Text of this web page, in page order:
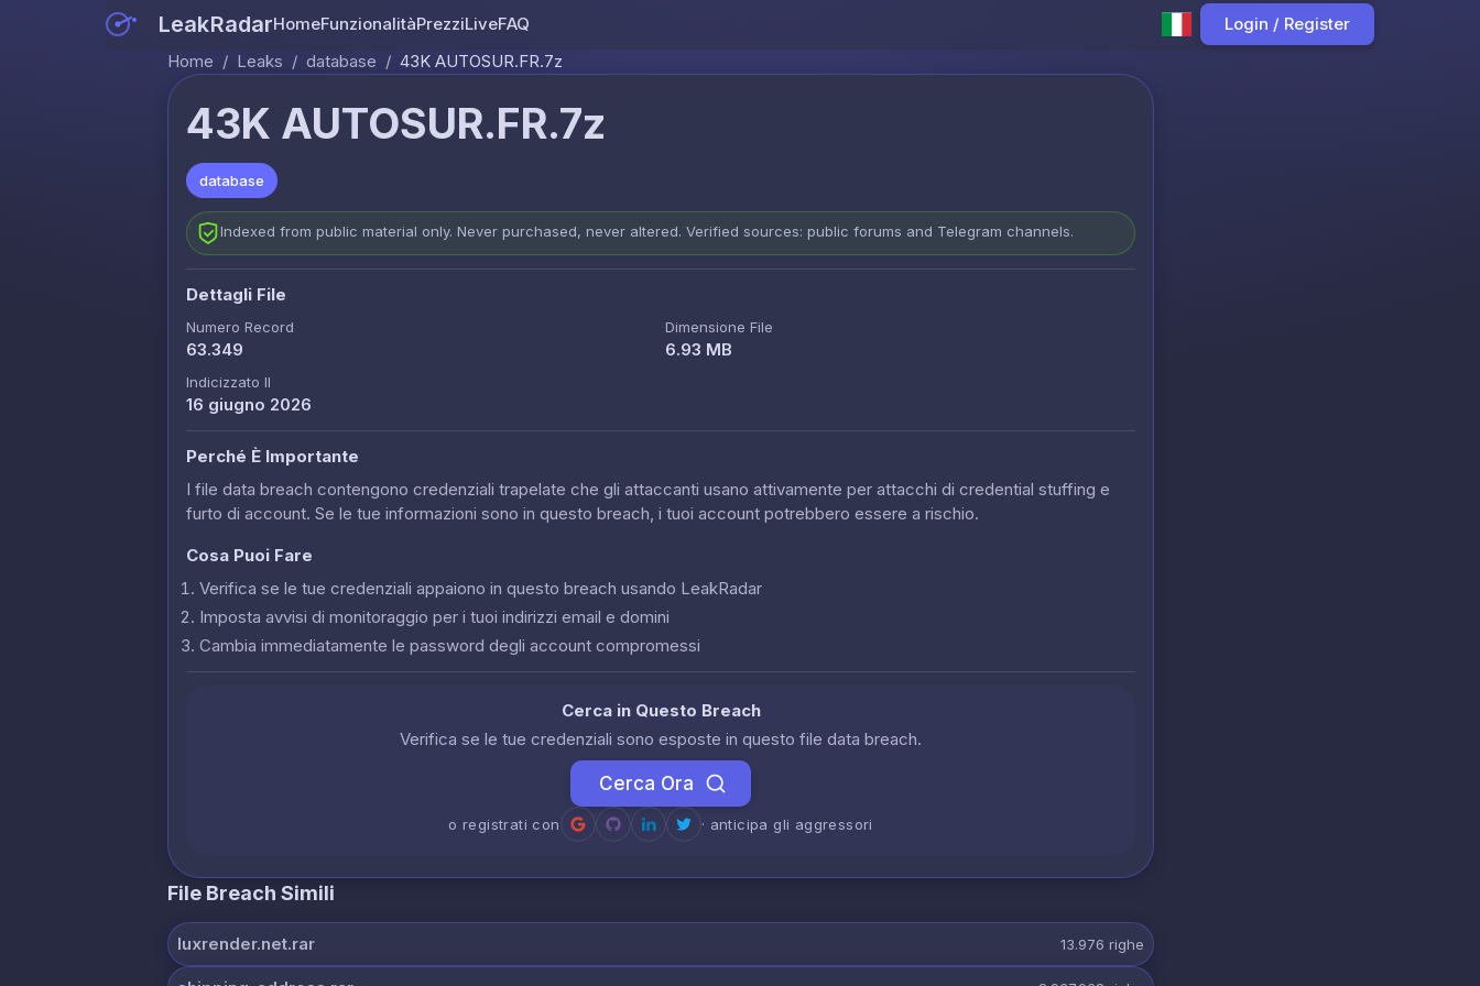
LeakRadarHomeFunzionalitàPrezziLiveFAQ
Login / Register
Home / Leaks / database / 43K AUTOSUR.FR.7z
43K AUTOSUR.FR.7z
database
Indexed from public material only. Never purchased, never altered. Verified sources: public forums and Telegram channels.
Dettagli File
Numero Record
63.349
Dimensione File
6.93 MB
Indicizzato Il
16 giugno 2026
Perché È Importante
I file data breach contengono credenziali trapelate che gli attaccanti usano attivamente per attacchi di credential stuffing e
furto di account. Se le tue informazioni sono in questo breach, i tuoi account potrebbero essere a rischio.
Cosa Puoi Fare
Verifica se le tue credenziali appaiono in questo breach usando LeakRadar
Imposta avvisi di monitoraggio per i tuoi indirizzi email e domini
Cambia immediatamente le password degli account compromessi
Cerca in Questo Breach
Verifica se le tue credenziali sono esposte in questo file data breach.
Cerca Ora
o registrati con · anticipa gli aggressori
File Breach Simili
luxrender.net.rar 13.976 righe